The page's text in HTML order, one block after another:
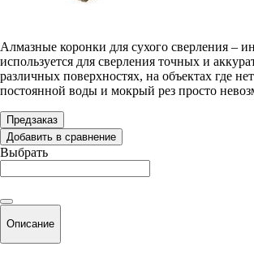
Алмазные коронки для сухого сверления –
используется для сверления точных и
различных поверхностях, на объектах где
постоянной воды и мокрый рез просто
Предзаказ
Добавить в сравнение
Выбрать
Описание